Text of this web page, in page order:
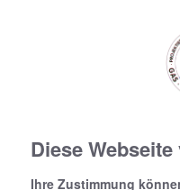
Diese
Ihre Zustimmung